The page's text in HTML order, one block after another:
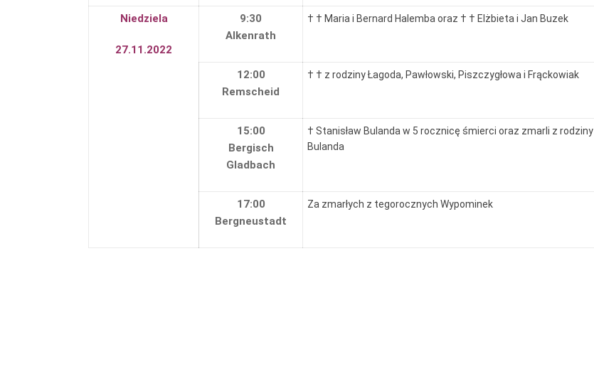
Niedziela
27.11.2022
9:30
Alkenrath
† † Maria i Bernard Halemba oraz † † Elżbieta i Jan Buzek
12:00
Remscheid
† † z rodziny Łagoda, Pawłowski, Piszczygłowa i Frąckowiak
15:00
Bergisch
Gladbach
† Stanisław Bulanda w 5 rocznicę śmierci oraz zmarli z rodziny
Bulanda
17:00
Bergneustadt
Za zmarłych z tegorocznych Wypominek